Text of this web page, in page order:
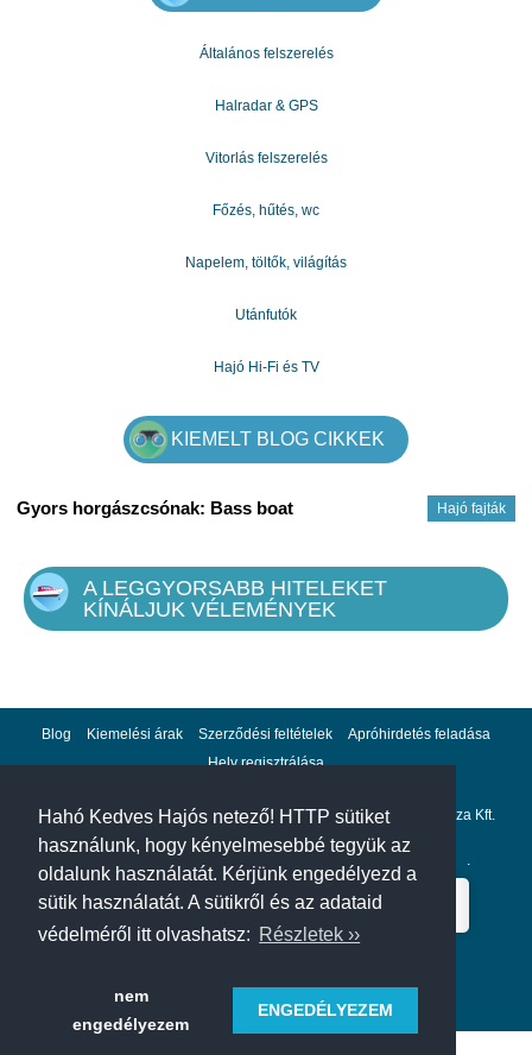
Hahó Kedves Hajós netező! HTTP sütiket
használunk, hogy kényelmesebbé tegyük az
oldalunk használatát. Kérjünk engedélyezd a
sütik használatát. A sütikről és az adataid
védelméről itt olvashatsz: Részletek ››
nem
engedélyezem
ENGEDÉLYEZEM
Általános felszerelés
Halradar & GPS
Vitorlás felszerelés
Főzés, hűtés, wc
Napelem, töltők, világítás
Utánfutók
Hajó Hi-Fi és TV
KIEMELT BLOG CIKKEK
Hajó fajták
Gyors horgászcsónak: Bass boat
A LEGGYORSABB HITELEKET
KÍNÁLJUK VÉLEMÉNYEK
Blog Kiemelési árak Szerződési feltételek
Apróhirdetés feladása
Hely regisztrálása
Adatvédelem Impresszum A hahohajo.hu kiadója a GlobalPlaza Kft.
A hahohajo.hu online bankkártyás fizetési partnere az .